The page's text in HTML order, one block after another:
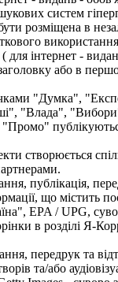
систем
розміщена в
використання
для інтернет -
або в
"Думка",
"Влада",
створюється
публікація,
що містить
EPA / UPG,
в розділі Я-
передрук та
та/або